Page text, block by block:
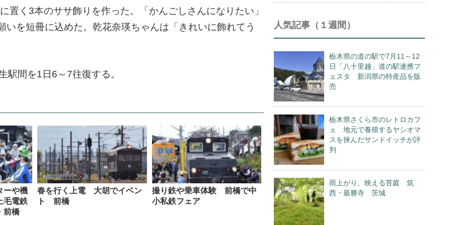
置く3本のササ飾りを作った。「かんごしさんになりたい」
を短冊に込めた。乾花奈瑛ちゃんは「きれいに飾れてう
間を1日6～7往復する。
ーや機
電鉄
前橋
春を行く上電 大胡でイベン
ト 前橋
撮り鉄や乗車体験 前橋で中
小私鉄フェア
人気記事（１週間）
栃木県の道の駅で7月11～12
日「八十里越」道の駅連携フ
ェスタ 新潟県の特産品を販
売
栃木県さくら市のレトロカフ
ェ 地元で養殖するヤシオマ
スを挟んだサンドイッチが評
判
雨上がり、映える苔庭 筑
西・最勝寺 茨城